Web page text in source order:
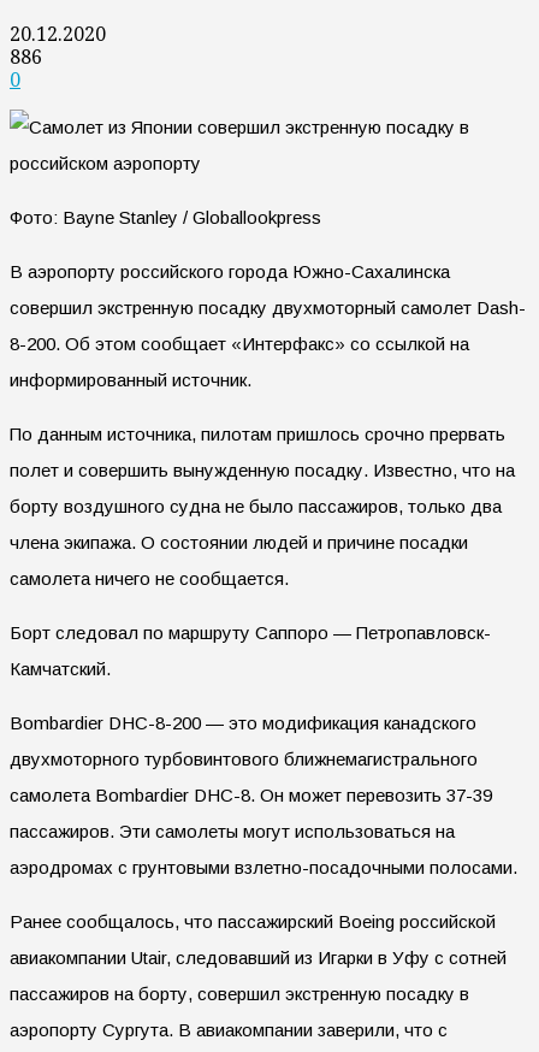
20.12.2020
886
0
Фото: Bayne Stanley / Globallookpress
В аэропорту российского города Южно-Сахалинска
совершил экстренную посадку двухмоторный самолет Dash-
8-200. Об этом сообщает «Интерфакс» со ссылкой на
информированный источник.
По данным источника, пилотам пришлось срочно прервать
полет и совершить вынужденную посадку. Известно, что на
борту воздушного судна не было пассажиров, только два
члена экипажа. О состоянии людей и причине посадки
самолета ничего не сообщается.
Борт следовал по маршруту Саппоро — Петропавловск-
Камчатский.
Bombardier DHC-8-200 — это модификация канадского
двухмоторного турбовинтового ближнемагистрального
самолета Bombardier DHC-8. Он может перевозить 37-39
пассажиров. Эти самолеты могут использоваться на
аэродромах с грунтовыми взлетно-посадочными полосами.
Ранее сообщалось, что пассажирский Boeing российской
авиакомпании Utair, следовавший из Игарки в Уфу с сотней
пассажиров на борту, совершил экстренную посадку в
аэропорту Сургута. В авиакомпании заверили, что с